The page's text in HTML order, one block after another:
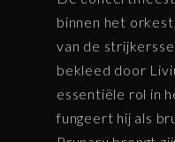
binnen het
van de
bekleed door
essentiële rol in
fungeert hij als